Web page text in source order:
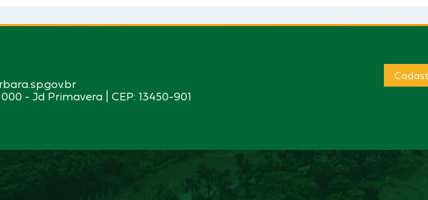
- Jd Primavera | CEP: 13450-901